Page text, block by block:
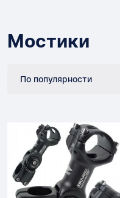
Мостики